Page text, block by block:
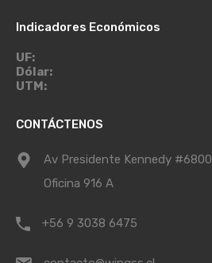
Indicadores Económicos
UF:
Dólar:
UTM:
CONTÁCTENOS
Av Presidente Kennedy #6800
Oficina 916 A
+56 9 3038 6475